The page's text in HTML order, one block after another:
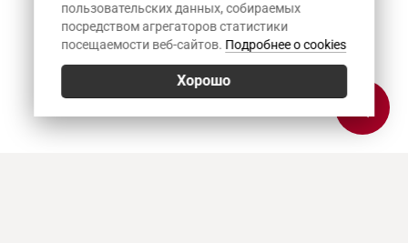
пользовательских данных, собираемых
посредством агрегаторов статистики
посещаемости веб-сайтов. Подробнее о cookies
Хорошо